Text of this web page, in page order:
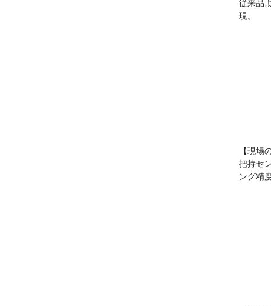
従来品
現。
【現場
把持セ
ング精